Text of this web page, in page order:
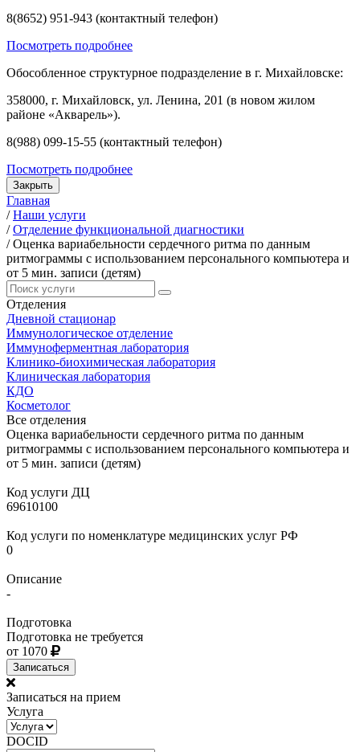
8(8652) 951-943 (контактный телефон)
Посмотреть подробнее
Обособленное структурное подразделение в г. Михайловске:
358000, г. Михайловск, ул. Ленина, 201 (в новом жилом
районе «Акварель»).
8(988) 099-15-55 (контактный телефон)
Посмотреть подробнее
Закрыть
Главная
/ Наши услуги
/ Отделение функциональной диагностики
/ Оценка вариабельности сердечного ритма по данным
ритмограммы с использованием персонального компьютера и
от 5 мин. записи (детям)
Отделения
Дневной стационар
Иммунологическое отделение
Иммуноферментная лаборатория
Клинико-биохимическая лаборатория
Клиническая лаборатория
КДО
Косметолог
Все отделения
Оценка вариабельности сердечного ритма по данным
ритмограммы с использованием персонального компьютера и
от 5 мин. записи (детям)
Код услуги ДЦ
69610100
Код услуги по номенклатуре медицинских услуг РФ
0
Описание
-
Подготовка
Подготовка не требуется
от 1070
Записаться
Записаться на прием
Услуга
DOCID